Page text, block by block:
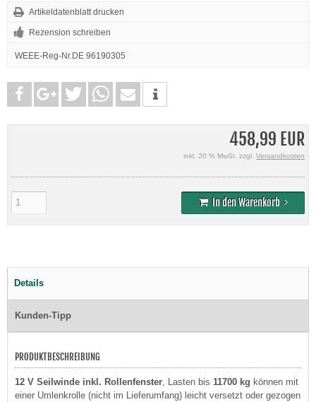
Artikeldatenblatt drucken
Rezension schreiben
WEEE-Reg-Nr.DE 96190305
458,99 EUR
inkl. 20 % MwSt. zzgl. Versandkosten
In den Warenkorb
Details
Kunden-Tipp
PRODUKTBESCHREIBUNG
12 V Seilwinde inkl. Rollenfenster , Lasten bis 11700 kg können mit
einer Umlenkrolle (nicht im Lieferumfang) leicht versetzt oder gezogen